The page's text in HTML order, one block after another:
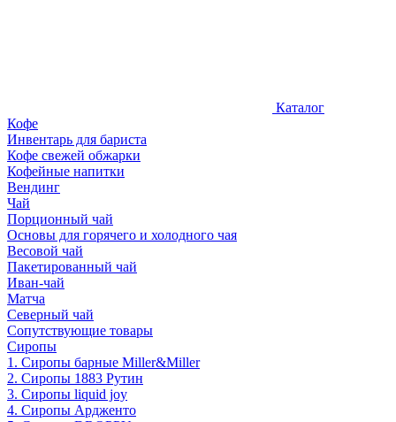
Каталог
Кофе
Инвентарь для бариста
Кофе свежей обжарки
Кофейные напитки
Вендинг
Чай
Порционный чай
Основы для горячего и холодного чая
Весовой чай
Пакетированный чай
Иван-чай
Матча
Северный чай
Сопутствующие товары
Сиропы
1. Сиропы барные Miller&Miller
2. Сиропы 1883 Рутин
3. Cиропы liquid joy
4. Cиропы Ардженто